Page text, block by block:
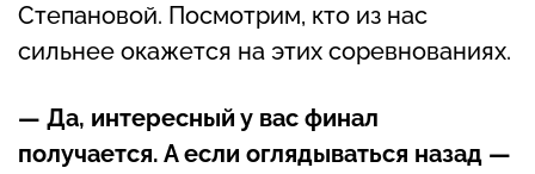
Степановой. Посмотрим, кто из нас
сильнее окажется на этих соревнованиях.
— Да, интересный у вас финал
получается. А если оглядываться назад —